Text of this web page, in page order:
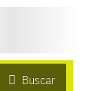
Buscar